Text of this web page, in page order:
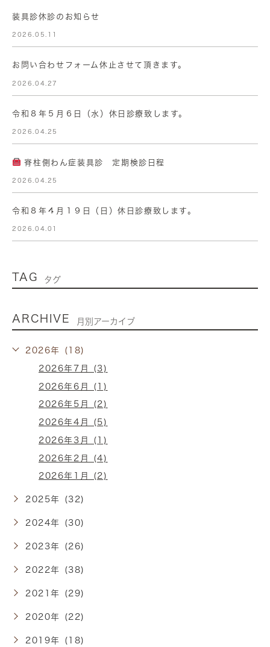
装具診休診のお知らせ
2026.05.11
お問い合わせフォーム休止させて頂きます。
2026.04.27
令和８年５月６日（水）休日診療致します。
2026.04.25
脊柱側わん症装具診 定期検診日程
2026.04.25
令和８年４月１９日（日）休日診療致します。
2026.04.01
TAG タグ
ARCHIVE 月別アーカイブ
2026年 (18)
2026年7月 (3)
2026年6月 (1)
2026年5月 (2)
2026年4月 (5)
2026年3月 (1)
2026年2月 (4)
2026年1月 (2)
2025年 (32)
2024年 (30)
2023年 (26)
2022年 (38)
2021年 (29)
2020年 (22)
2019年 (18)